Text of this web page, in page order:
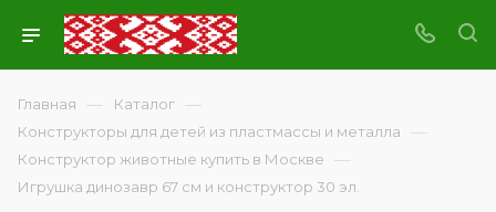
Главная — Каталог —
Конструкторы для детей из пластмассы и металла —
Конструктор животные купить в Москве —
Игрушка динозавр 67 см и конструктор 30 эл.